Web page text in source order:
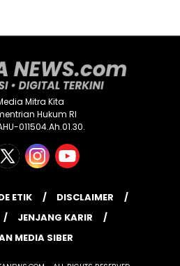
Mitra Kita
Hukum RI
011504.Ah.01.30.
ETIK
DISCLAIMER
JENJANG KARIR
MEDIA SIBER